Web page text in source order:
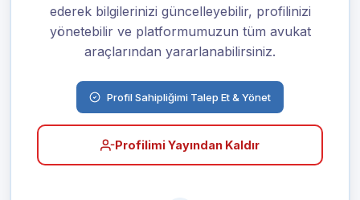
ederek bilgilerinizi güncelleyebilir, profilinizi
yönetebilir ve platformumuzun tüm avukat
araçlarından yararlanabilirsiniz.
Profil Sahipliğimi Talep Et & Yönet
Profilimi Yayından Kaldır